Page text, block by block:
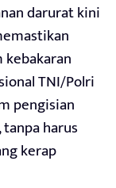
darurat kini
kebakaran
TNI/Polri
pengisian
tanpa harus
kerap